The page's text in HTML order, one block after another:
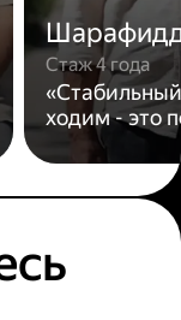
Стаж 4 года
ходим - это